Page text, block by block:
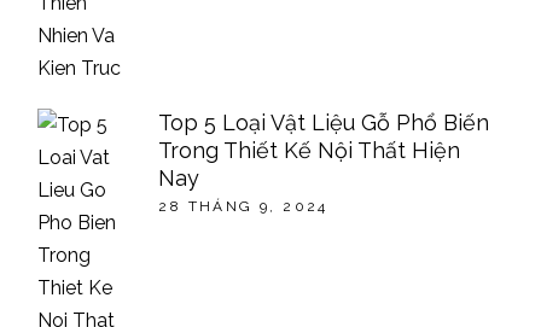
Top 5 Loại Vật Liệu Gỗ Phổ Biến
Trong Thiết Kế Nội Thất Hiện
Nay
28 THÁNG 9, 2024